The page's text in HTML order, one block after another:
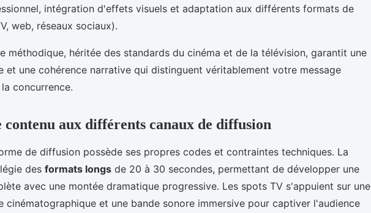
intégration d'effets visuels et adaptation aux différents formats de
web, réseaux sociaux).
méthodique, héritée des standards du cinéma et de la télévision, garantit une
et une cohérence narrative qui distinguent véritablement votre message
concurrence.
contenu aux différents canaux de diffusion
de diffusion possède ses propres codes et contraintes techniques. La
des formats longs de 20 à 30 secondes, permettant de développer une
avec une montée dramatique progressive. Les spots TV s'appuient sur une
cinématographique et une bande sonore immersive pour captiver l'audience